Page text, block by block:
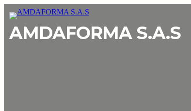
AMDAFORMA S.A.S